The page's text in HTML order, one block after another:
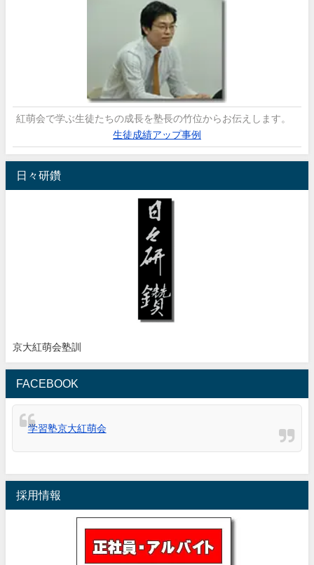
紅萌会で学ぶ生徒たちの成長を塾長の竹位からお伝えします。
生徒成績アップ事例
日々研鑽
京大紅萌会塾訓
FACEBOOK
学習塾京大紅萌会
採用情報